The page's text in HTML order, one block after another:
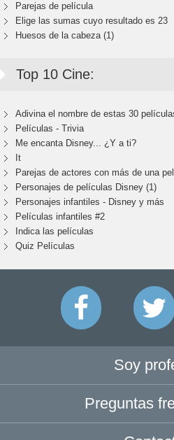
Parejas de película
Elige las sumas cuyo resultado es 23
Huesos de la cabeza (1)
Top 10 Cine:
Adivina el nombre de estas 30
Películas - Trivia
Me encanta Disney... ¿Y a ti?
It
Parejas de actores con más de una
Personajes de películas Disney (1)
Personajes infantiles - Disney y más
Películas infantiles #2
Indica las películas
Quiz Películas
Soy
Preguntas